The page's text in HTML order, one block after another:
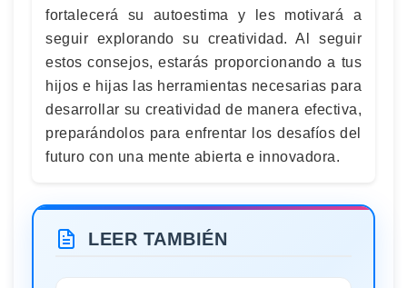
fortalecerá su autoestima y les motivará a
seguir explorando su creatividad. Al seguir
estos consejos, estarás proporcionando a tus
hijos e hijas las herramientas necesarias para
desarrollar su creatividad de manera efectiva,
preparándolos para enfrentar los desafíos del
futuro con una mente abierta e innovadora.
LEER TAMBIÉN